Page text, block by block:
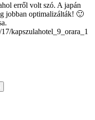
erről volt szó. A japán
jobban optimalizálták! 🙂
kapszulahotel_9_orara_1